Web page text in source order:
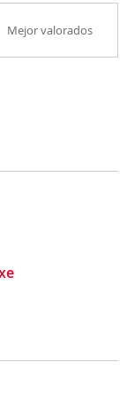
Mejor valorados